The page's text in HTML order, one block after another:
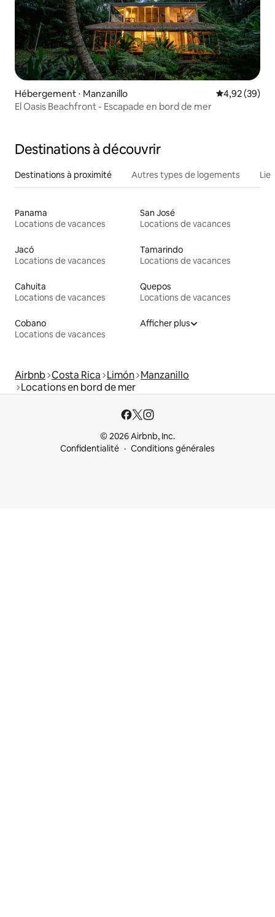
Hébergement ⋅ Manzanillo Évaluation
4,92 (39)
El Oasis Beachfront - Escapade en bord de mer
Destinations à découvrir
Destinations à proximité Autres types de logements
Panama
Locations de vacances
San José
Locations de vacances
Jacó
Locations de vacances
Tamarindo
Locations de vacances
Cahuita
Locations de vacances
Quepos
Locations de vacances
Cobano
Locations de vacances
Afficher plus
Airbnb Costa Rica Limón Manzanillo
Locations en bord de mer
© 2026 Airbnb, Inc.
Confidentialité
Conditions générales